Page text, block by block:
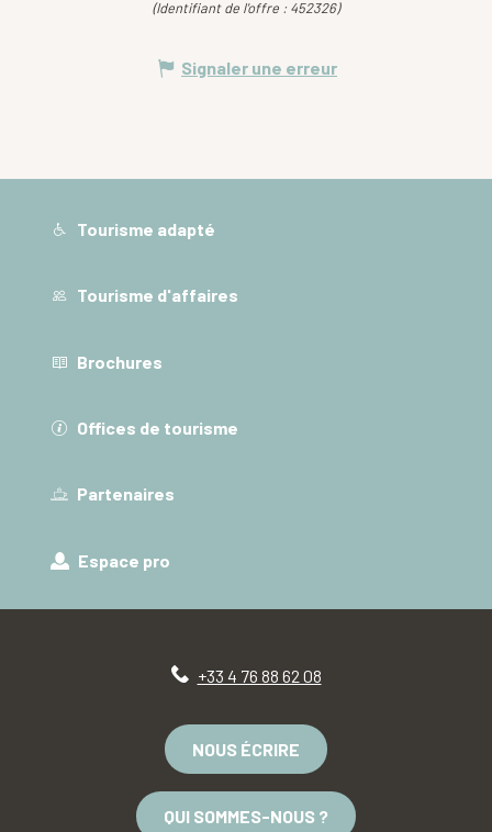
(Identifiant de l'offre : 452326)
Signaler une erreur
Tourisme adapté
Tourisme d'affaires
Brochures
Offices de tourisme
Partenaires
Espace pro
+33 4 76 88 62 08
NOUS ÉCRIRE
QUI SOMMES-NOUS ?